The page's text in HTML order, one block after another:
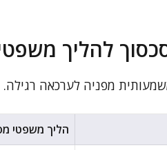
להליך
מפניה לערכאה רגילה.
הליך משפטי